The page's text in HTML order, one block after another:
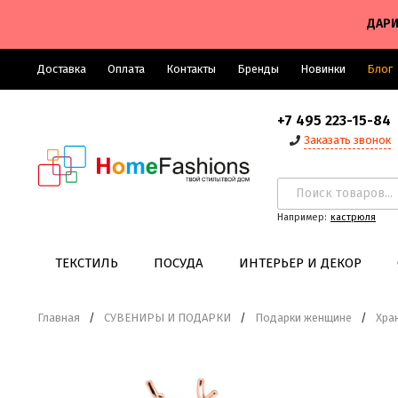
Доставка Оплата Контакты Бренды Новинки Блог
+7 495 223-15-84
Заказать звонок
Например: кастрюля
ТЕКСТИЛЬ ПОСУДА ИНТЕРЬЕР И ДЕКОР
Главная / СУВЕНИРЫ И ПОДАРКИ / Подарки женщине /